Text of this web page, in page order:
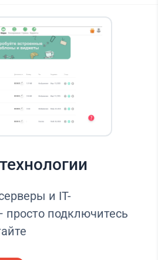
и IT-
подключитесь